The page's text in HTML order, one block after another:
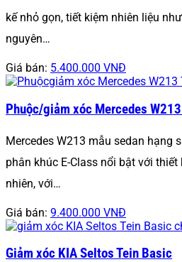
kế nhỏ gọn, tiết kiệm nhiên liệu
nguyên…
Giá bán: 5.400.000 VNĐ
Phuộc/giảm xóc Mercedes
Mercedes W213 mẫu sedan hạng
phân khúc E-Class nổi bật với
nhiên, với…
Giá bán: 9.400.000 VNĐ
Giảm xóc KIA Seltos Tein Basic